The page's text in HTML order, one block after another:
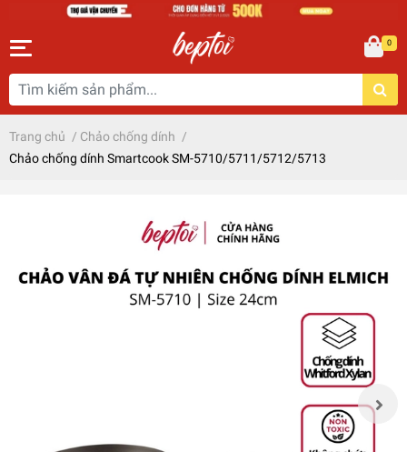
0
Trang chủ / Chảo chống dính /
Chảo chống dính Smartcook SM-5710/5711/5712/5713